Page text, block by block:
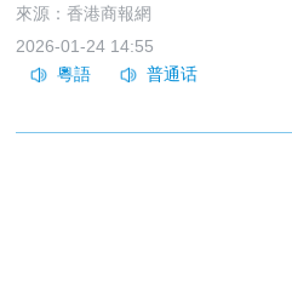
來源：香港商報網
2026-01-24 14:55